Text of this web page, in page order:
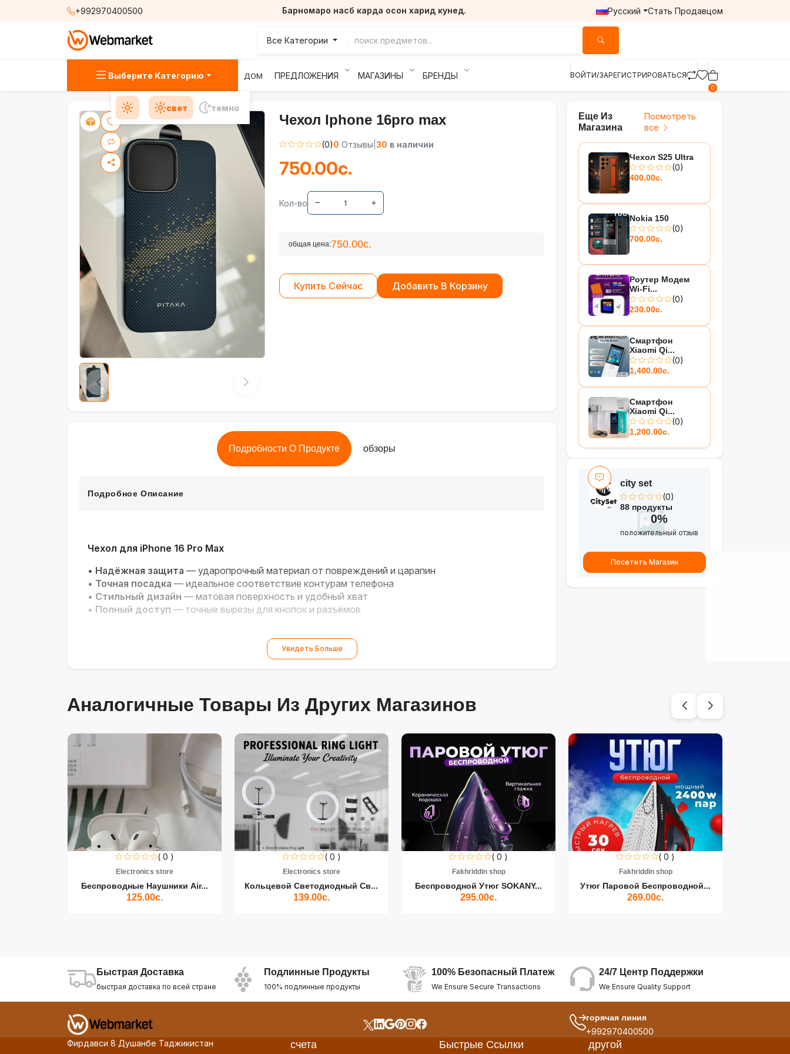
+992970400500 Барномаро насб карда осон харид кунед. Русский Стать Продавцом
Все Категории
Выберите Категорию ДОМ ПРЕДЛОЖЕНИЯ МАГАЗИНЫ БРЕНДЫ ВОЙТИ/ЗАРЕГИСТРИРОВАТЬСЯ
0
свет темно
Чехол Iphone 16pro max
(0)0 Отзывы 30 в наличии
750.00с.
Кол-во
общая цена:750.00с.
Купить Сейчас Добавить В Корзину
Подробности О Продукте обзоры
Подробное Описание
Чехол для iPhone 16 Pro Max
• Надёжная защита — ударопрочный материал от повреждений и царапин
• Точная посадка — идеальное соответствие контурам телефона
• Стильный дизайн — матовая поверхность и удобный хват
• Полный доступ — точные вырезы для кнопок и разъёмов
Увидеть Больше
Еще Из
Магазина
Посмотреть
все
Чехол S25 Ultra
(0)
400.00с.
Nokia 150
(0)
700.00с.
Роутер Модем
Wi-Fi...
(0)
230.00с.
Смартфон
Xiaomi Qi...
(0)
1,400.00с.
Смартфон
Xiaomi Qi...
(0)
1,200.00с.
city set
(0)
88 продукты
0%
положительный отзыв
Посетить Магазин
Аналогичные Товары Из Других Магазинов
( 0 )
Electronics store
Беспроводные Наушники Air...
125.00с.
( 0 )
Electronics store
Кольцевой Светодиодный Св...
139.00с.
( 0 )
Fakhriddin shop
Беспроводной Утюг SOKANY...
295.00с.
( 0 )
Fakhriddin shop
Утюг Паровой Беспроводной...
269.00с.
Быстрая Доставка
быстрая доставка по всей стране
Подлинные Продукты
100% подлинные продукты
100% Безопасный Платеж
We Ensure Secure Transactions
24/7 Центр Поддержки
We Ensure Quality Support
горячая линия
+992970400500
Фирдавси 8 Душанбе Таджикистан
счета Быстрые Ссылки другой